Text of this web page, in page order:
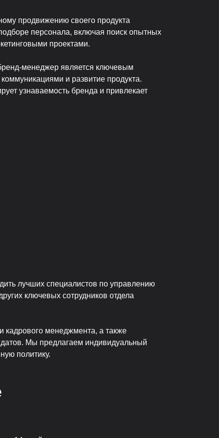
продвижению своего продукта
персонала, включая поиск опытных
проектами.
менеджер является ключевым
и развитие продукта.
узнаваемость бренда и привлекает
лучших специалистов по управлению
ключевых сотрудников отдела
кадрового менеджмента, а также
Мы предлагаем индивидуальный
политику.